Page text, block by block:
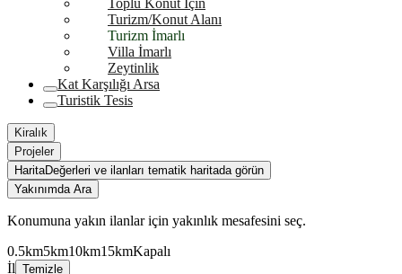
Toplu Konut İçin
Turizm/Konut Alanı
Turizm İmarlı
Villa İmarlı
Zeytinlik
Kat Karşılığı Arsa
Turistik Tesis
Kiralık
Projeler
HaritaDeğerleri ve ilanları tematik haritada görün
Yakınımda Ara
Konumuna yakın ilanlar için yakınlık mesafesini seç.
0.5km5km10km15kmKapalı
İl Temizle